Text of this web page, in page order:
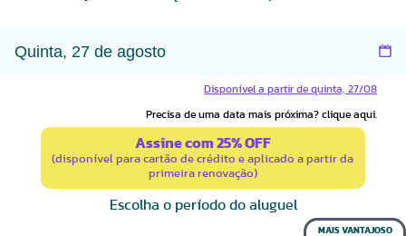
Disponível a partir de quinta, 27/08
Precisa de uma data mais próxima? clique aqui.
Assine com 25% OFF
(disponível para cartão de crédito e aplicado a partir da
primeira renovação)
Escolha o período do aluguel
MAIS VANTAJOSO